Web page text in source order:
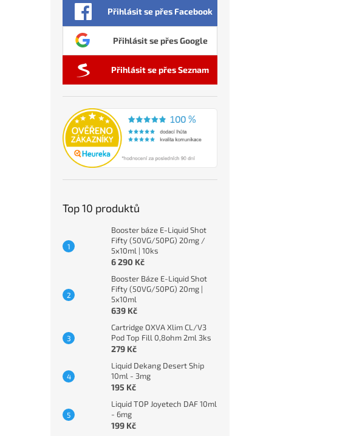
Přihlásit se přes Facebook
Přihlásit se přes Google
Přihlásit se přes Seznam
Top 10 produktů
Booster báze E-Liquid Shot
Fifty (50VG/50PG) 20mg /
5x10ml | 10ks
6 290 Kč
Booster Báze E-Liquid Shot
Fifty (50VG/50PG) 20mg |
5x10ml
639 Kč
Cartridge OXVA Xlim CL/V3
Pod Top Fill 0,8ohm 2ml 3ks
279 Kč
Liquid Dekang Desert Ship
10ml - 3mg
195 Kč
Liquid TOP Joyetech DAF 10ml
- 6mg
199 Kč